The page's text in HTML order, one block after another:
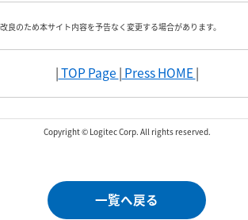
のため本サイト内容を予告なく変更する場合があります。
|TOP Page | Press HOME|
Copyright © Logitec Corp. All rights reserved.
一覧へ戻る